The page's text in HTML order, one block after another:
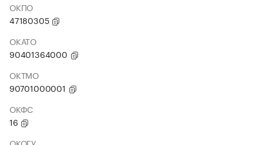
ОКПО
47180305
ОКАТО
90401364000
ОКТМО
90701000001
ОКФС
16